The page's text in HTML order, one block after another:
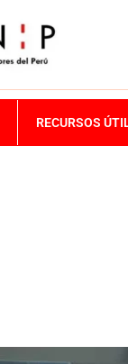
RECURSOS